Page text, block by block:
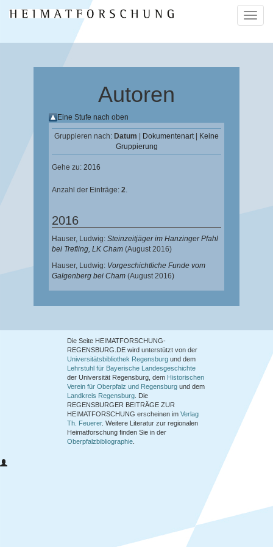
ein-/
Autoren
Eine Stufe nach oben
Gruppieren nach: Datum Dokumentenart|
Keine
Gruppierung
Gehe zu: 2016
Anzahl der Einträge: 2.
2016
Hauser, Ludwig: Steinzeitjäger im Hanzinger Pfahl
bei Trefling, LK Cham (August 2016)
Hauser, Ludwig: Vorgeschichtliche Funde vom
Galgenberg bei Cham (August 2016)
Die Seite HEIMATFORSCHUNG-
REGENSBURG.DE wird unterstützt von der
Universitätsbibliothek Regensburg und dem
Lehrstuhl für Bayerische Landesgeschichte
der Universität Regensburg, dem Historischen
Verein für Oberpfalz und Regensburg und dem
Landkreis Regensburg . Die
REGENSBURGER BEITRÄGE ZUR
HEIMATFORSCHUNG erscheinen im Verlag
Th. Feuerer. Weitere Literatur zur regionalen
Heimatforschung finden Sie in der
Oberpfalzbibliographie